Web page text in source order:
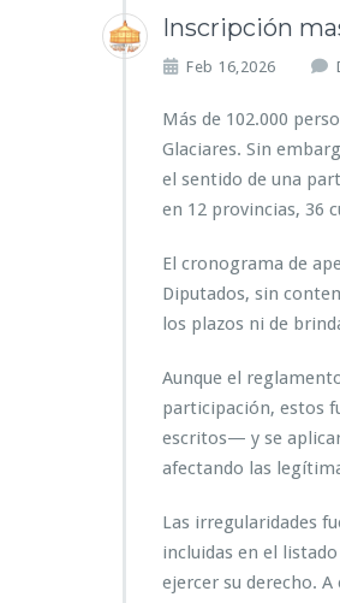
Inscripción
Feb 16,2026
Más de 102.000
Glaciares. Sin
el sentido de una
en 12 provincias, 36
El cronograma de
Diputados, sin
los plazos ni de
Aunque el
participación, estos
escritos— y se
afectando las
Las irregularidades
incluidas en el
ejercer su derecho.